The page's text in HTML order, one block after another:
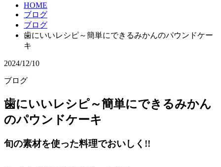
HOME
ブログ
ブログ
歯にいいレシピ～簡単にできるみかんのパウンドケー
キ
2024/12/10
ブログ
歯にいいレシピ～簡単にできるみかん
のパウンドケーキ
旬の素材を使った料理でおいしく!!